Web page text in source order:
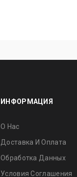
ИНФОРМАЦИЯ
О Нас
Доставка И Оплата
Обработка Данных
Условия Соглашения